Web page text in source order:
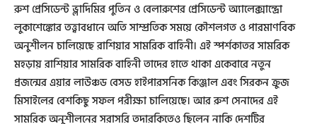
রুশ প্রেসিডেন্ট ভ্লাদিমির পুতিন ও বেলারুশের প্রেসিডেন্ট অ্যালেক্সান্দ্রো
লুকাশেঙ্কোর তত্ত্বাবধানে অতি সাম্প্রতিক সময়ে কৌশলগত ও পারমাণবিক
অনুশীলন চালিয়েছে রাশিয়ার সামরিক বাহিনী। এই স্পর্শকাতর সামরিক
মহড়ায় রাশিয়ার সামরিক বাহিনী তাদের হাতে থাকা একেবারে নতুন
প্রজন্মের এয়ার লাউঞ্চড বেসড হাইপারসনিক কিঞ্জাল এবং সিরকন ক্রুজ
মিসাইলের বেশকিছু সফল পরীক্ষা চালিয়েছে। আর রুশ সেনাদের এই
সামরিক অনুশীলনের সরাসরি তদারকিতেও ছিলেন নাকি দেশটির